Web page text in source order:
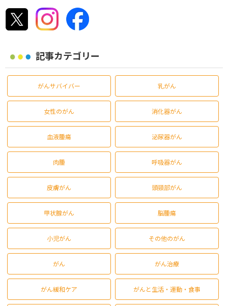
記事カテゴリー
がんサバイバー 乳がん
女性のがん 消化器がん
血液腫瘍 泌尿器がん
肉腫 呼吸器がん
皮膚がん 頭頸部がん
甲状腺がん 脳腫瘍
小児がん その他のがん
がん がん治療
がん緩和ケア がんと生活・運動・食事